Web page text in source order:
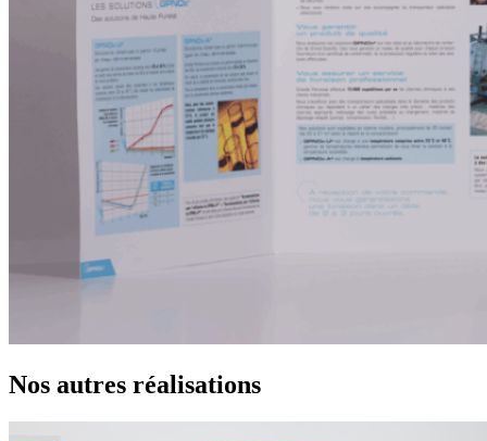
Nos autres réalisations